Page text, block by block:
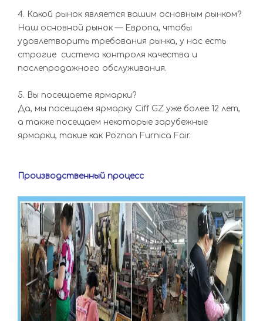
4. Какой рынок является вашим основным рынком?
Наш основной рынок — Европа, чтобы
удовлетворить требования рынка, у нас есть
строгие система контроля качества и
послепродажного обслуживания.
5. Вы посещаете ярмарки?
Да, мы посещаем ярмарку Ciff GZ уже более 12 лет,
а также посещаем некоторые зарубежные
ярмарки, такие как Poznan Furnica Fair.
Производственный процесс